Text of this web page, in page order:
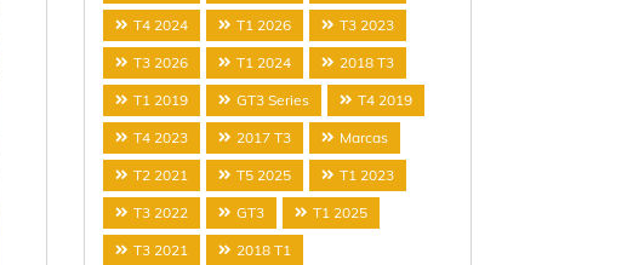
T4 2024 T1 2026 T3 2023
T3 2026 T1 2024 2018 T3
T1 2019 GT3 Series T4 2019
T4 2023 2017 T3 Marcas
T2 2021 T5 2025 T1 2023
T3 2022 GT3 T1 2025
T3 2021 2018 T1